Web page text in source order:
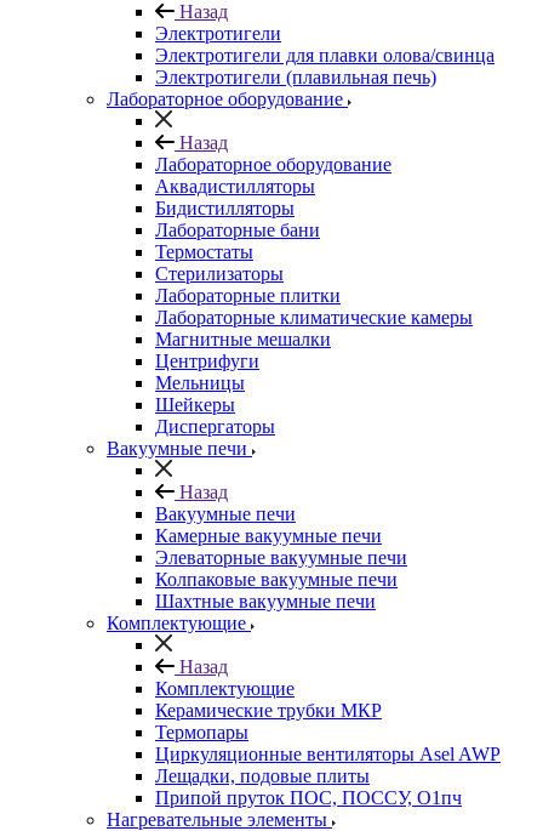
Назад
Электротигели
Электротигели для плавки олова/свинца
Электротигели (плавильная печь)
Лабораторное оборудование
Назад
Лабораторное оборудование
Аквадистилляторы
Бидистилляторы
Лабораторные бани
Термостаты
Стерилизаторы
Лабораторные плитки
Лабораторные климатические камеры
Магнитные мешалки
Центрифуги
Мельницы
Шейкеры
Диспергаторы
Вакуумные печи
Назад
Вакуумные печи
Камерные вакуумные печи
Элеваторные вакуумные печи
Колпаковые вакуумные печи
Шахтные вакуумные печи
Комплектующие
Назад
Комплектующие
Керамические трубки МКР
Термопары
Циркуляционные вентиляторы Asel AWP
Лещадки, подовые плиты
Припой пруток ПОС, ПОССУ, О1пч
Нагревательные элементы